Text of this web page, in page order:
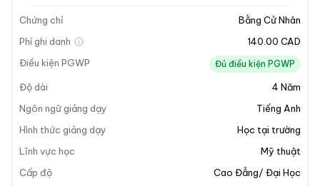
Tổng quan về chương trình
Tổng Quan Chương Trình
Chương trình
Cử Nhân Nghệ Thuật Tinh Xảo - Gốm
tại Brandon University là một chương trình chuyên
nghiệp, dựa trên studio, được thiết kế để phát triển kỹ
cấp một nền giáo dục toàn diện về gốm, cho phép
sinh viên khám phá các kỹ thuật khác nhau như xây
Chứng chỉ
Bằng Cử Nhân
Phí ghi danh
140.00 CAD
Điều kiện PGWP
Đủ điều kiện PGWP
Độ dài 4 Năm
Ngôn ngữ giảng dạy
Tiếng Anh
Hình thức giảng dạy
Học tại trường
Lĩnh vực học
Mỹ thuật
Cấp độ
Cao Đẳng/ Đại Học